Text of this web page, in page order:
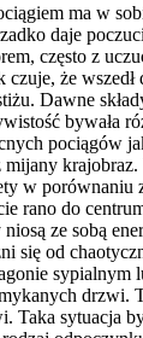
ma w
daje
często z
czuje, że
Dawne
bywała
pociągów
mijany
w porównaniu
rano do
ze sobą
się od
sypialnym
drzwi.
Taka sytuacja